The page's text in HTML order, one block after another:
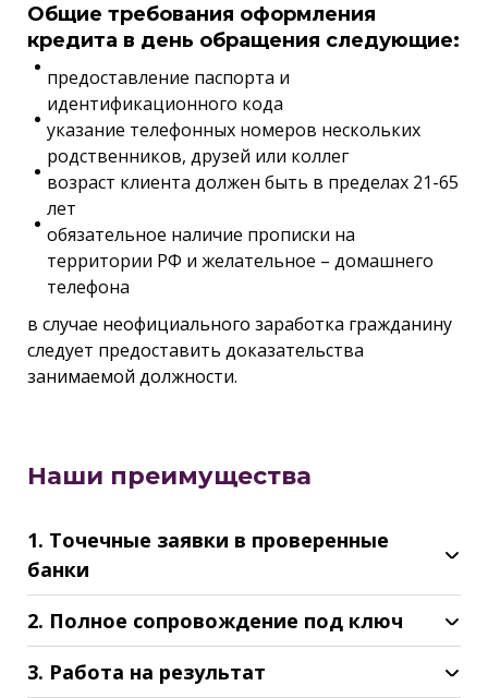
Общие требования оформления
кредита в день обращения следующие:
предоставление паспорта и
идентификационного кода
указание телефонных номеров нескольких
родственников, друзей или коллег
возраст клиента должен быть в пределах 21-65
лет
обязательное наличие прописки на
территории РФ и желательное – домашнего
телефона
в случае неофициального заработка гражданину
следует предоставить доказательства
занимаемой должности.
Наши преимущества
1. Точечные заявки в проверенные
банки
2. Полное сопровождение под ключ
3. Работа на результат